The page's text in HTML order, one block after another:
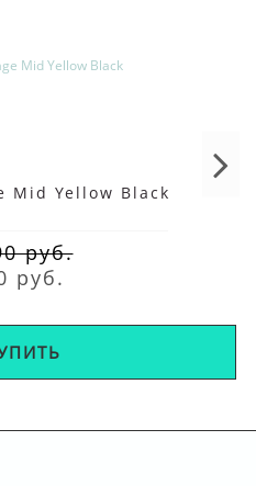
Mid Yellow Black
руб.
руб.